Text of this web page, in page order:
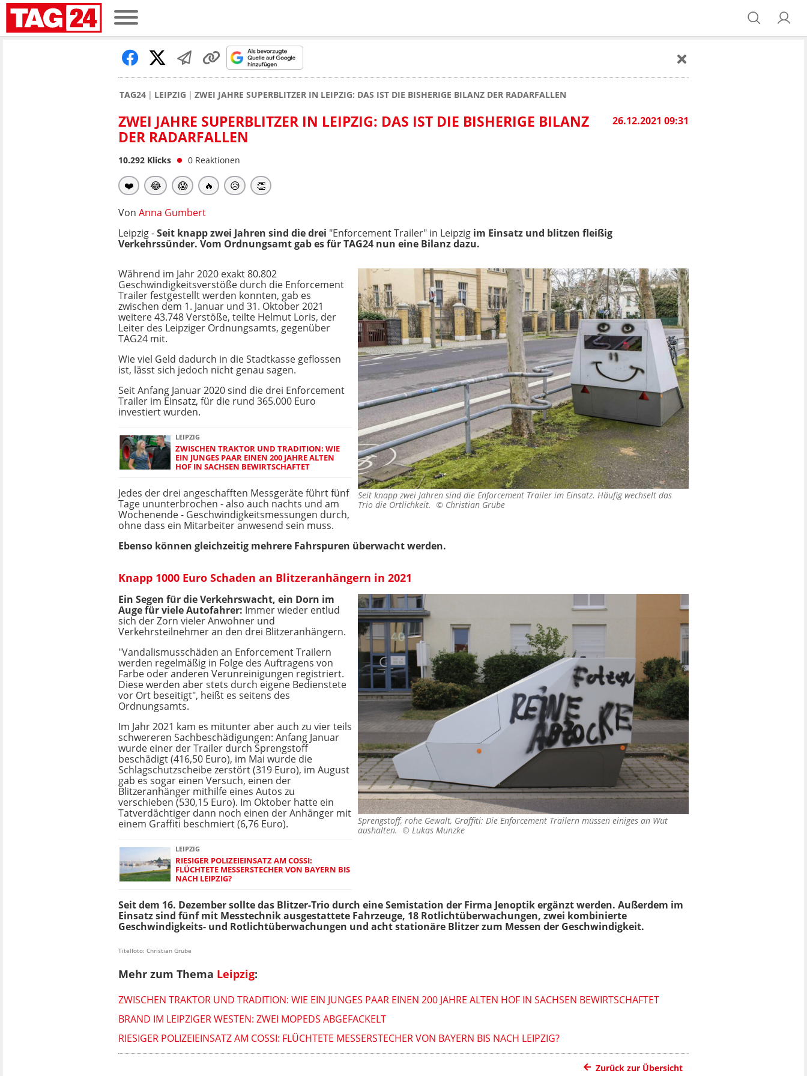
TAG24 LEIPZIG ZWEI JAHRE SUPERBLITZER IN LEIPZIG: DAS IST DIE BISHERIGE BILANZ DER RADARFALLEN
26.12.2021 09:31
ZWEI JAHRE SUPERBLITZER IN LEIPZIG: DAS IST DIE BISHERIGE BILANZ
DER RADARFALLEN
10.292 Klicks 0 Reaktionen
❤️ 😂 😱 🔥 😥 👏
Von Anna Gumbert
Leipzig -Seit knapp zwei Jahren sind die drei "Enforcement Trailer" in Leipzig im Einsatz und blitzen fleißig
Verkehrssünder. Vom Ordnungsamt gab es für TAG24 nun eine Bilanz dazu.
Seit knapp zwei Jahren sind die Enforcement Trailer im Einsatz. Häufig wechselt das
Trio die Örtlichkeit. © Christian Grube
Während im Jahr 2020 exakt 80.802
Geschwindigkeitsverstöße durch die Enforcement
Trailer festgestellt werden konnten, gab es
zwischen dem 1. Januar und 31. Oktober 2021
weitere 43.748 Verstöße, teilte Helmut Loris, der
Leiter des Leipziger Ordnungsamts, gegenüber
TAG24 mit.
Wie viel Geld dadurch in die Stadtkasse geflossen
ist, lässt sich jedoch nicht genau sagen.
Seit Anfang Januar 2020 sind die drei Enforcement
Trailer im Einsatz, für die rund 365.000 Euro
investiert wurden.
LEIPZIG
ZWISCHEN TRAKTOR UND TRADITION: WIE
EIN JUNGES PAAR EINEN 200 JAHRE ALTEN
HOF IN SACHSEN BEWIRTSCHAFTET
Jedes der drei angeschafften Messgeräte führt fünf
Tage ununterbrochen - also auch nachts und am
Wochenende - Geschwindigkeitsmessungen durch,
ohne dass ein Mitarbeiter anwesend sein muss.
Ebenso können gleichzeitig mehrere Fahrspuren überwacht werden.
Knapp 1000 Euro Schaden an Blitzeranhängern in 2021
Sprengstoff, rohe Gewalt, Graffiti: Die Enforcement Trailern müssen einiges an Wut
aushalten. © Lukas Munzke
Ein Segen für die Verkehrswacht, ein Dorn im
Auge für viele Autofahrer: Immer wieder entlud
sich der Zorn vieler Anwohner und
Verkehrsteilnehmer an den drei Blitzeranhängern.
"Vandalismusschäden an Enforcement Trailern
werden regelmäßig in Folge des Auftragens von
Farbe oder anderen Verunreinigungen registriert.
Diese werden aber stets durch eigene Bedienstete
vor Ort beseitigt", heißt es seitens des
Ordnungsamts.
Im Jahr 2021 kam es mitunter aber auch zu vier teils
schwereren Sachbeschädigungen: Anfang Januar
wurde einer der Trailer durch Sprengstoff
beschädigt (416,50 Euro), im Mai wurde die
Schlagschutzscheibe zerstört (319 Euro), im August
gab es sogar einen Versuch, einen der
Blitzeranhänger mithilfe eines Autos zu
verschieben (530,15 Euro). Im Oktober hatte ein
Tatverdächtiger dann noch einen der Anhänger mit
einem Graffiti beschmiert (6,76 Euro).
LEIPZIG
RIESIGER POLIZEIEINSATZ AM COSSI:
FLÜCHTETE MESSERSTECHER VON BAYERN BIS
NACH LEIPZIG?
Seit dem 16. Dezember sollte das Blitzer-Trio durch eine Semistation der Firma Jenoptik ergänzt werden. Außerdem im
Einsatz sind fünf mit Messtechnik ausgestattete Fahrzeuge, 18 Rotlichtüberwachungen, zwei kombinierte
Geschwindigkeits- und Rotlichtüberwachungen und acht stationäre Blitzer zum Messen der Geschwindigkeit.
Titelfoto: Christian Grube
Mehr zum Thema Leipzig:
ZWISCHEN TRAKTOR UND TRADITION: WIE EIN JUNGES PAAR EINEN 200 JAHRE ALTEN HOF IN SACHSEN BEWIRTSCHAFTET
BRAND IM LEIPZIGER WESTEN: ZWEI MOPEDS ABGEFACKELT
RIESIGER POLIZEIEINSATZ AM COSSI: FLÜCHTETE MESSERSTECHER VON BAYERN BIS NACH LEIPZIG?
Zurück zur Übersicht